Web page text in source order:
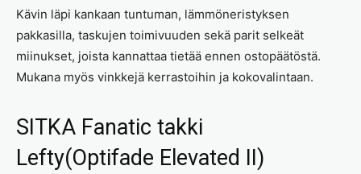
Kävin läpi kankaan tuntuman, lämmöneristyksen
pakkasilla, taskujen toimivuuden sekä parit selkeät
miinukset, joista kannattaa tietää ennen ostopäätöstä.
Mukana myös vinkkejä kerrastoihin ja kokovalintaan.
SITKA Fanatic takki
Lefty(Optifade Elevated II)